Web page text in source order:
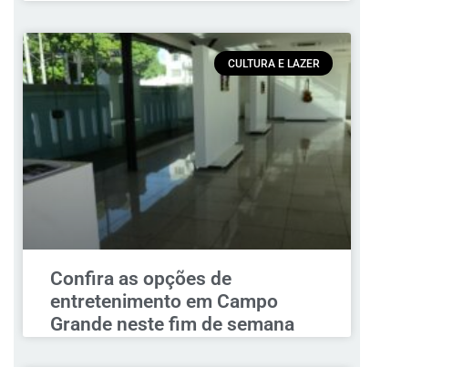
CULTURA E LAZER
Confira as opções de
entretenimento em Campo
Grande neste fim de semana